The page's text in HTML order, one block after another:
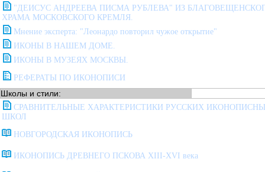
"ДЕИСУС АНДРЕЕВА ПИСМА РУБЛЕВА" ИЗ
ХРАМА МОСКОВСКОГО КРЕМЛЯ.
Мнение эксперта: "Леонардо повторил чужое открытие"
ИКОНЫ В НАШЕМ ДОМЕ.
ИКОНЫ В МУЗЕЯХ МОСКВЫ.
РЕФЕРАТЫ ПО ИКОНОПИСИ
Школы и стили:
СРАВНИТЕЛЬНЫЕ ХАРАКТЕРИСТИКИ РУССКИХ
ШКОЛ
НОВГОРОДСКАЯ ИКОНОПИСЬ
ИКОНОПИСЬ ДРЕВНЕГО ПСКОВА XIII-XVI века